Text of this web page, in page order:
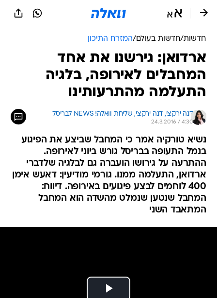
חדשות/חדשות בעולם/המזרח התיכון
ארדואן: גירשנו את אחד
המחבלים לאירופה, בלגיה
התעלמה מהתרעותינו
דנה ירקצי, דנה ירקצי, שליחת וואלה! NEWS לבריסל
24.3.2016 / 4:30
נשיא טורקיה אמר כי המחבל שביצע את הפיגוע
בנמל התעופה בבריסל גורש ביוני לאירופה.
ההתרעה על גירושו הועברה גם לבלגיה שלדברי
ארדואן, התעלמה ממנו. גורמי מודיעין: דאעש אימן
400 לוחמים לבצע פיגועים באירופה. דיווח:
המחבל שנטען שנמלט מהשדה הוא המחבל
המתאבד השני